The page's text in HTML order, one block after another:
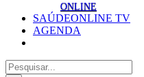
ONLINE
SAÚDEONLINE TV
AGENDA
Pesquisar